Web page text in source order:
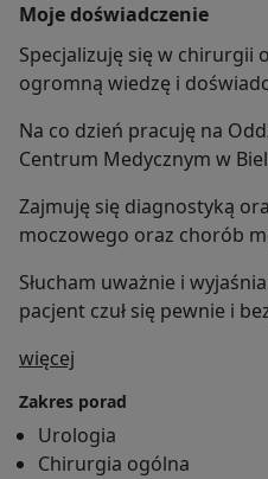
Moje doświadczenie
Specjalizuję się w chirurgii
ogromną wiedzę i
Na co dzień pracuję na
Centrum Medycznym w
Zajmuję się diagnostyką
moczowego oraz chorób
Słucham uważnie i
pacjent czuł się pewnie i
więcej
Zakres porad
Urologia
Chirurgia ogólna